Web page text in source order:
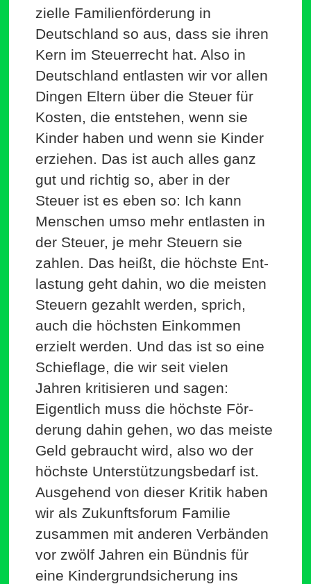
zielle Fami­li­en­för­derung in
Deutschland so aus, dass sie ihren
Kern im Steu­er­recht hat. Also in
Deutschland ent­lasten wir vor allen
Dingen Eltern über die Steuer für
Kosten, die ent­stehen, wenn sie
Kinder haben und wenn sie Kinder
erziehen. Das ist auch alles ganz
gut und richtig so, aber in der
Steuer ist es eben so: Ich kann
Men­schen umso mehr ent­lasten in
der Steuer, je mehr Steuern sie
zahlen. Das heißt, die höchste Ent­
lastung geht dahin, wo die meisten
Steuern gezahlt werden, sprich,
auch die höchsten Ein­kommen
erzielt werden. Und das ist so eine
Schieflage, die wir seit vielen
Jahren kri­ti­sieren und sagen:
Eigentlich muss die höchste För­
derung dahin gehen, wo das meiste
Geld gebraucht wird, also wo der
höchste Unter­stüt­zungs­bedarf ist.
Aus­gehend von dieser Kritik haben
wir als Zukunfts­forum Familie
zusammen mit anderen Ver­bänden
vor zwölf Jahren ein Bündnis für
eine Kin­der­grund­si­cherung ins